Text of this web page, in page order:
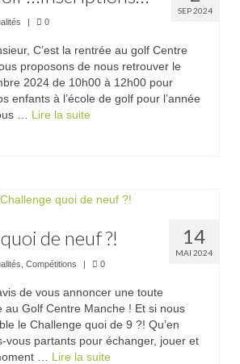
SEP 2024
0
C’est la rentrée au golf Centre
proposons de nous retrouver le
2024 de 10h00 à 12h00 pour
enfants à l’école de golf pour l’année
… Lire la suite­­
14
MAI 2024
de neuf ?!
Compétitions | 0
de vous annoncer une toute
au Golf Centre Manche ! Et si nous
le Challenge quoi de 9 ?! Qu’en
vous partants pour échanger, jouer et
… Lire la suite­­